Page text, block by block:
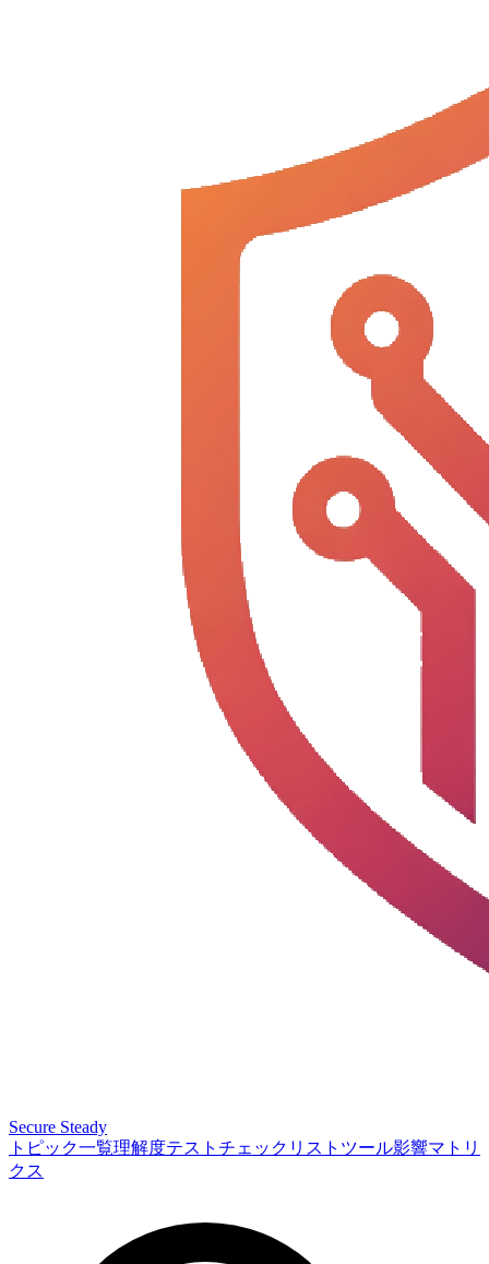
Secure Steady
トピック一覧理解度テスト チェックリスト ツール影響マトリ
クス